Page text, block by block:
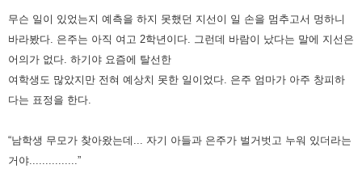
무슨 일이 있었는지 예측을 하지 못했던 지선이 일 손을 멈추고서 멍하니
바라봤다. 은주는 아직 여고 2학년이다. 그런데 바람이 났다는 말에 지선은
어의가 없다. 하기야 요즘에 탈선한
여학생도 많았지만 전혀 예상치 못한 일이었다. 은주 엄마가 아주 창피하
다는 표정을 한다.
“남학생 무모가 찾아왔는데... 자기 아들과 은주가 벌거벗고 누워 있더라는
거야...............”